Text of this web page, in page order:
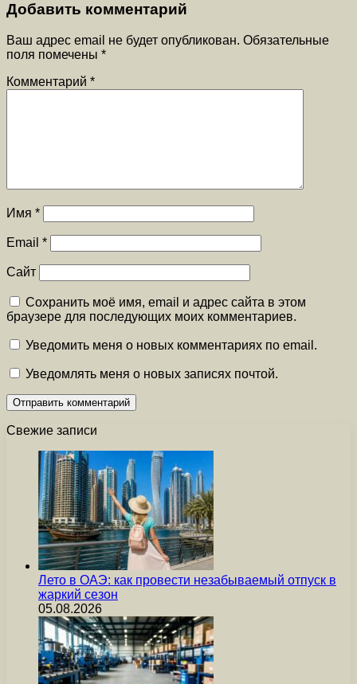
Добавить комментарий
Ваш адрес email не будет опубликован. Обязательные
поля помечены *
Комментарий *
Имя *
Email *
Сайт
Сохранить моё имя, email и адрес сайта в этом
браузере для последующих моих комментариев.
Уведомить меня о новых комментариях по email.
Уведомлять меня о новых записях почтой.
Свежие записи
Лето в ОАЭ: как провести незабываемый отпуск в
жаркий сезон
05.08.2026